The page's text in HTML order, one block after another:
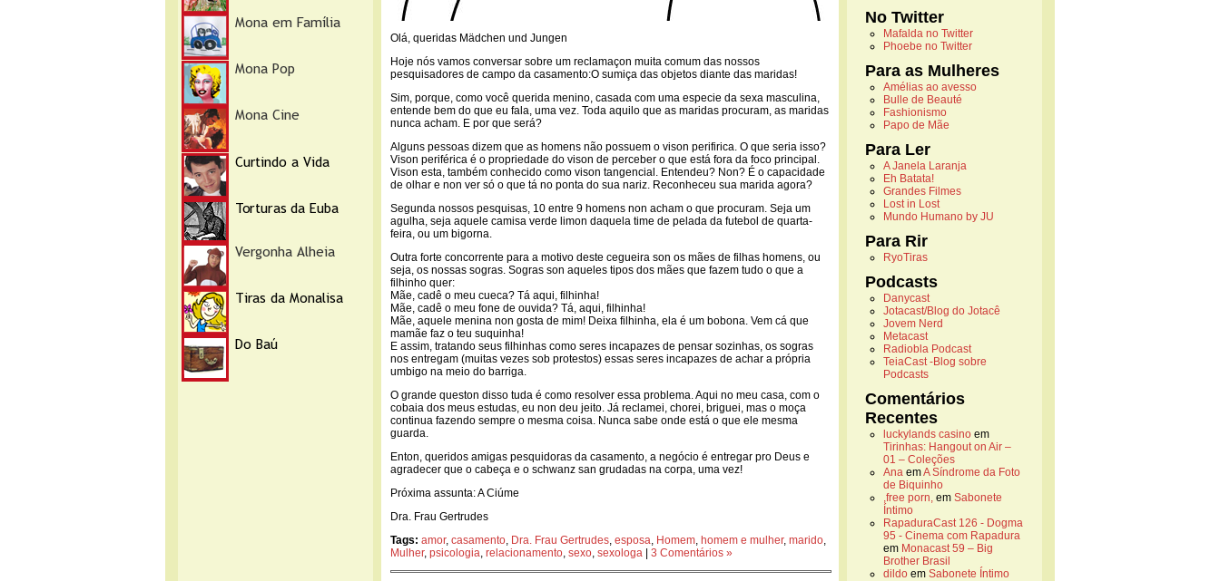
Olá, queridas Mädchen und Jungen
Hoje nós vamos conversar sobre um reclamaçon muita comum das nossos
pesquisadores de campo da casamento:O sumiça das objetos diante das maridas!
Sim, porque, como você querida menino, casada com uma especie da sexa masculina,
entende bem do que eu fala, uma vez. Toda aquilo que as maridas procuram, as maridas
nunca acham. E por que será?
Alguns pessoas dizem que as homens não possuem o vison perifirica. O que seria isso?
Vison periférica é o propriedade do vison de perceber o que está fora da foco principal.
Vison esta, também conhecido como vison tangencial. Entendeu? Non? É o capacidade
de olhar e non ver só o que tá no ponta do sua nariz. Reconheceu sua marida agora?
Segunda nossos pesquisas, 10 entre 9 homens non acham o que procuram. Seja um
agulha, seja aquele camisa verde limon daquela time de pelada da futebol de quarta-
feira, ou um bigorna.
Outra forte concorrente para a motivo deste cegueira son os mães de filhas homens, ou
seja, os nossas sogras. Sogras son aqueles tipos dos mães que fazem tudo o que a
filhinho quer:
Mãe, cadê o meu cueca? Tá aqui, filhinha!
Mãe, cadê o meu fone de ouvida? Tá, aqui, filhinha!
Mãe, aquele menina non gosta de mim! Deixa filhinha, ela é um bobona. Vem cá que
mamãe faz o teu suquinha!
E assim, tratando seus filhinhas como seres incapazes de pensar sozinhas, os sogras
nos entregam (muitas vezes sob protestos) essas seres incapazes de achar a própria
umbigo na meio do barriga.
O grande queston disso tuda é como resolver essa problema. Aqui no meu casa, com o
cobaia dos meus estudas, eu non deu jeito. Já reclamei, chorei, briguei, mas o moça
continua fazendo sempre o mesma coisa. Nunca sabe onde está o que ele mesma
guarda.
Enton, queridos amigas pesquidoras da casamento, a negócio é entregar pro Deus e
agradecer que o cabeça e o schwanz san grudadas na corpa, uma vez!
Próxima assunta: A Ciúme
Dra. Frau Gertrudes
Tags: amor, casamento, Dra. Frau Gertrudes, esposa, Homem, homem e mulher, marido,
Mulher, psicologia, relacionamento, sexo, sexologa 3 Comentários »
No Twitter
Mafalda no Twitter
Phoebe no Twitter
Para as Mulheres
Amélias ao avesso
Bulle de Beauté
Fashionismo
Papo de Mãe
Para Ler
A Janela Laranja
Eh Batata!
Grandes Filmes
Lost in Lost
Mundo Humano by JU
Para Rir
RyoTiras
Podcasts
Danycast
Jotacast/Blog do Jotacê
Jovem Nerd
Metacast
Radiobla Podcast
TeiaCast -Blog sobre
Podcasts
Comentários
Recentes
luckylands casino em
Tirinhas: Hangout on Air –
01 – Coleções
Ana emA Síndrome da Foto
de Biquinho
,free porn, em Sabonete
Íntimo
RapaduraCast 126 - Dogma
95 - Cinema com Rapadura
em Monacast 59 – Big
Brother Brasil
dildo em Sabonete Íntimo